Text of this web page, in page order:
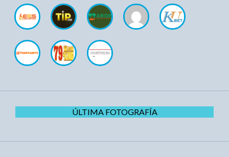
ÚLTIMA FOTOGRAFÍA